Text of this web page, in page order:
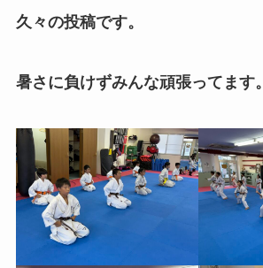
久々の投稿です。
暑さに負けずみんな頑張ってます。